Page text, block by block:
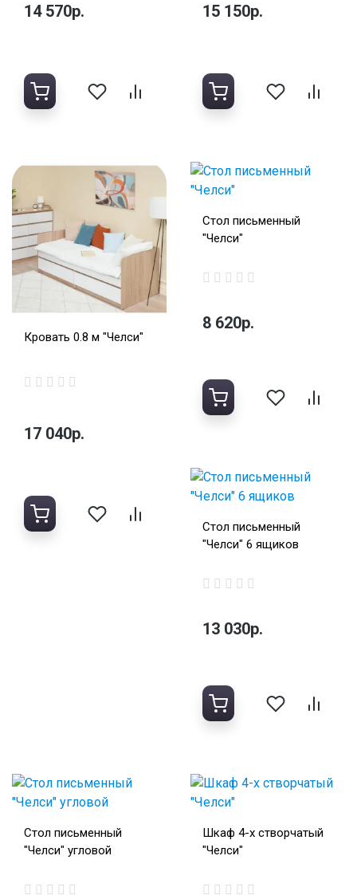
14 570р. 15 150р.
Кровать 0.8 м "Челси"
17 040р.
Стол письменный
"Челси"
8 620р.
Стол письменный
"Челси" 6 ящиков
13 030р.
Стол письменный
"Челси" угловой
Шкаф 4-х створчатый
"Челси"